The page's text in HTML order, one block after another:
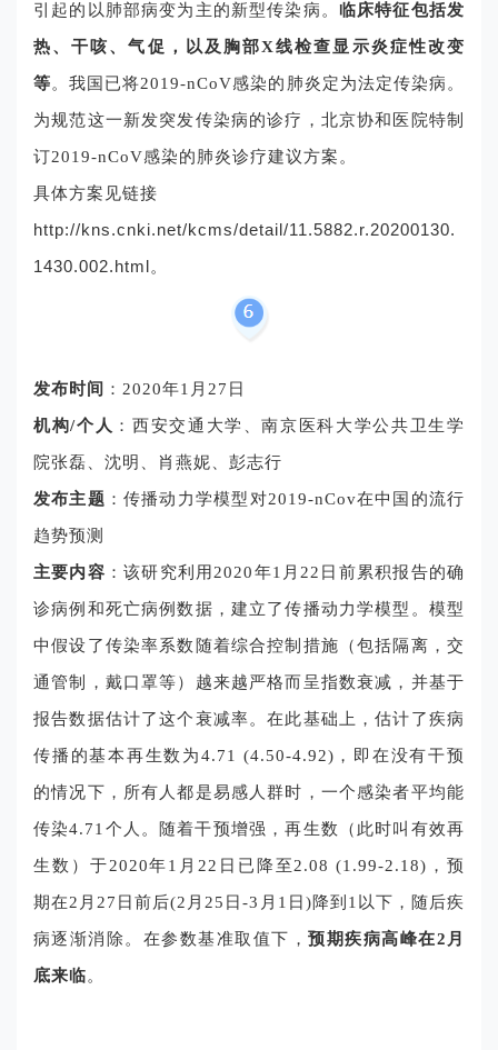
引起的以肺部病变为主的新型传染病。 临床特征包括发
热、干咳、气促，以及胸部X线检查显示炎症性改变
等。我国已将2019-nCoV感染的肺炎定为法定传染病。
为规范这一新发突发传染病的诊疗，北京协和医院特制
订2019-nCoV感染的肺炎诊疗建议方案。
具体方案见链接
http://kns.cnki.net/kcms/detail/11.5882.r.20200130.
1430.002.html。
发布时间 ：2020年1月27日
机构/个人 ：西安交通大学、南京医科大学公共卫生学
院张磊、沈明、肖燕妮、彭志行
发布主题 ：传播动力学模型对2019-nCov在中国的流行
趋势预测
主要内容 ：该研究利用2020年1月22日前累积报告的确
诊病例和死亡病例数据，建立了传播动力学模型。模型
中假设了传染率系数随着综合控制措施（包括隔离，交
通管制，戴口罩等）越来越严格而呈指数衰减，并基于
报告数据估计了这个衰减率。在此基础上，估计了疾病
传播的基本再生数为4.71 (4.50-4.92)，即在没有干预
的情况下，所有人都是易感人群时，一个感染者平均能
传染4.71个人。随着干预增强，再生数（此时叫有效再
生数）于2020年1月22日已降至2.08 (1.99-2.18)，预
期在2月27日前后(2月25日-3月1日)降到1以下，随后疾
病逐渐消除。在参数基准取值下，预期疾病高峰在2月
底来临。